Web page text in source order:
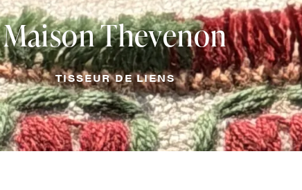
Maison Thevenon
TISSEUR DE LIENS